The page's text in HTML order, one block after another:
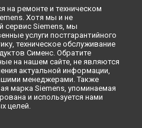
HF15M252 Siemens в
HF15M252 Siemens в
на ремонте и техническом
Хотя мы и не
сервис Siemens, мы
услуги постгарантийного
техническое обслуживание
Сименс. Обратите
на нашем сайте, не являются
актуальной информации,
менеджерами. Также
марка Siemens, упоминаемая
и используется нами
целей.